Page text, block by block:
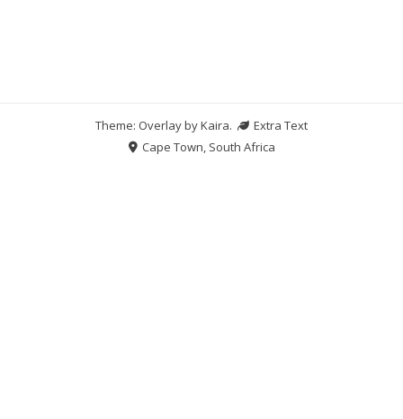
Theme: Overlay byKaira.
Extra Text
Cape Town, South Africa